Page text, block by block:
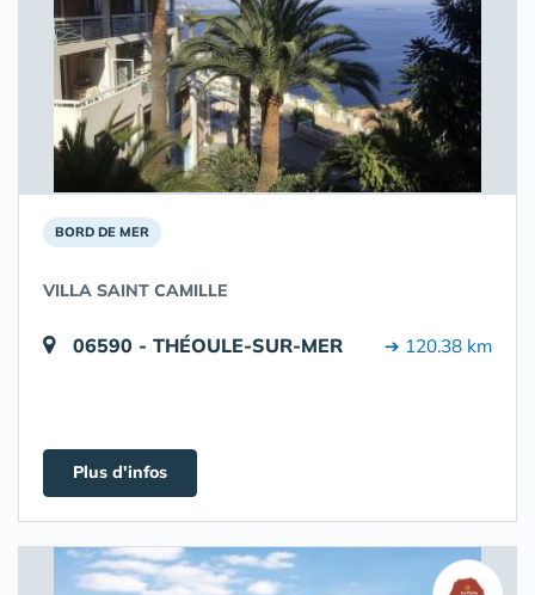
BORD DE MER
VILLA SAINT CAMILLE
06590 - THÉOULE-SUR-MER ➔ 120.38 km
Plus d'infos